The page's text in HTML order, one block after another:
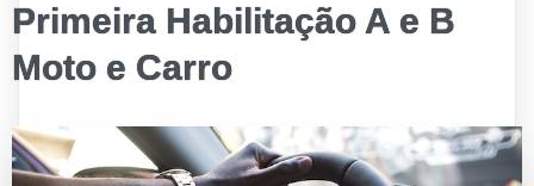
Primeira Habilitação A e B
Moto e Carro